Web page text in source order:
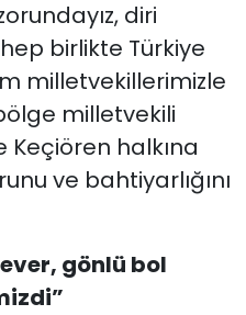
diri
birlikte Türkiye
milletvekillerimizle
milletvekili
halkına
ve bahtiyarlığını
gönlü bol